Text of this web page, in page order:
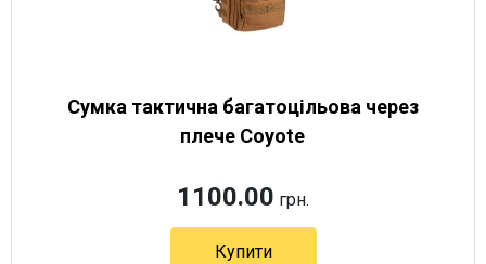
Сумка тактична багатоцільова через
плече Coyote
1100.00 грн.
Купити